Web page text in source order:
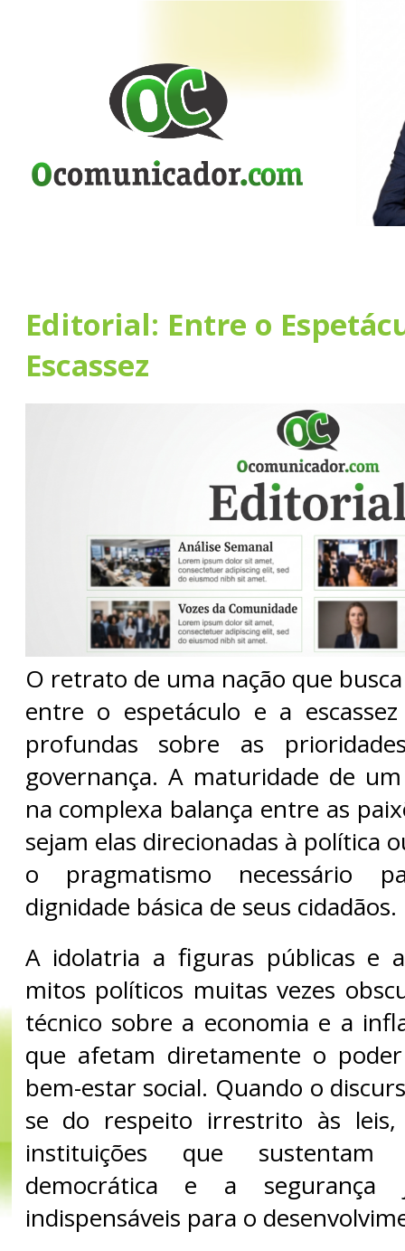
Editorial: Entre o
Escassez
O retrato de uma nação que
entre o espetáculo e a
profundas sobre as
governança. A maturidade de
na complexa balança entre as
sejam elas direcionadas à política
o pragmatismo necessário
dignidade básica de seus cidadãos.
A idolatria a figuras públicas e
mitos políticos muitas vezes
técnico sobre a economia e a
que afetam diretamente o
bem-estar social. Quando o
se do respeito irrestrito às leis,
instituições que sustentam
democrática e a segurança
indispensáveis para o